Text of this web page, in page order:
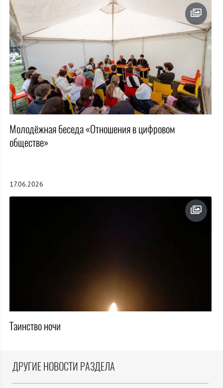
Молодёжная беседа «Отношения в цифровом
обществе»
17.06.2026
Таинство ночи
ДРУГИЕ НОВОСТИ РАЗДЕЛА